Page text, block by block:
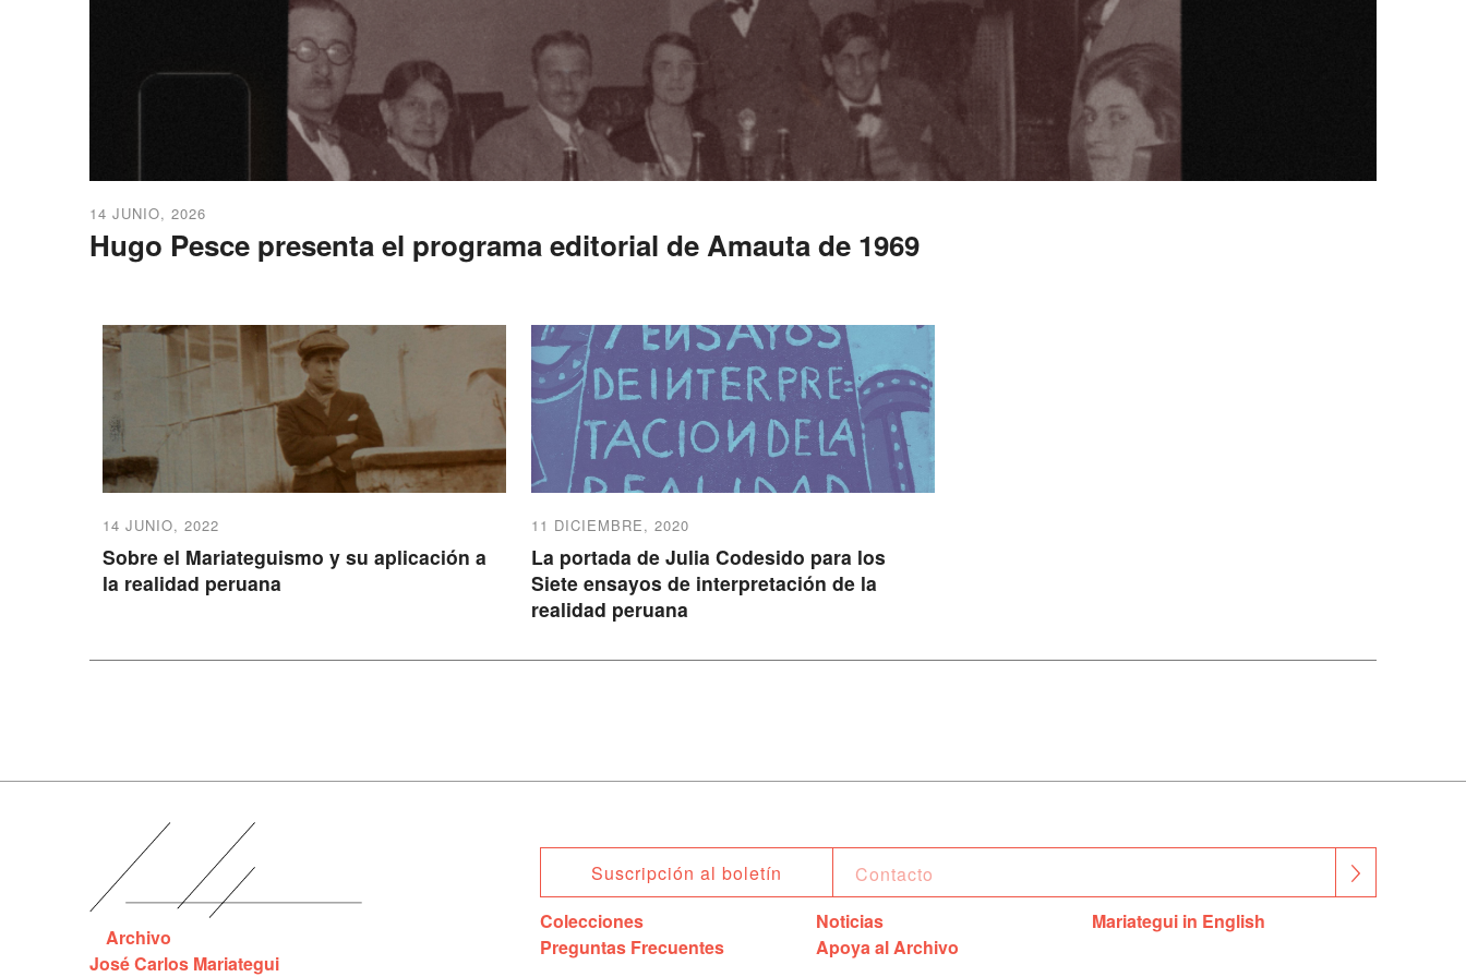
14 JUNIO, 2026
Hugo Pesce presenta el programa editorial de Amauta de 1969
14 JUNIO, 2022
Sobre el Mariateguismo y su aplicación a
la realidad peruana
11 DICIEMBRE, 2020
La portada de Julia Codesido para los
Siete ensayos de interpretación de la
realidad peruana
Archivo
José Carlos Mariategui
Suscripción al boletín
Colecciones
Preguntas Frecuentes
Noticias
Apoya al Archivo
Mariategui in English